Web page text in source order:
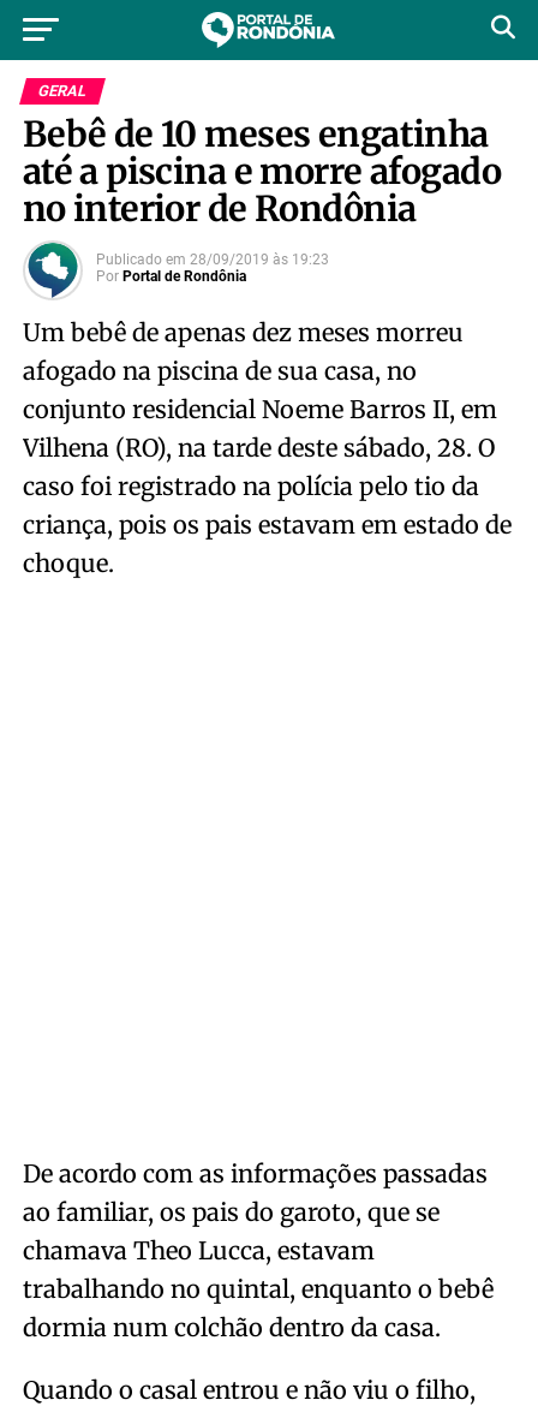
GERAL
Bebê de 10 meses engatinha
até a piscina e morre afogado
no interior de Rondônia
Publicado em 28/09/2019 às 19:23
Por Portal de Rondônia
Um bebê de apenas dez meses morreu
afogado na piscina de sua casa, no
conjunto residencial Noeme Barros II, em
Vilhena (RO), na tarde deste sábado, 28. O
caso foi registrado na polícia pelo tio da
criança, pois os pais estavam em estado de
choque.
De acordo com as informações passadas
ao familiar, os pais do garoto, que se
chamava Theo Lucca, estavam
trabalhando no quintal, enquanto o bebê
dormia num colchão dentro da casa.
Quando o casal entrou e não viu o filho,